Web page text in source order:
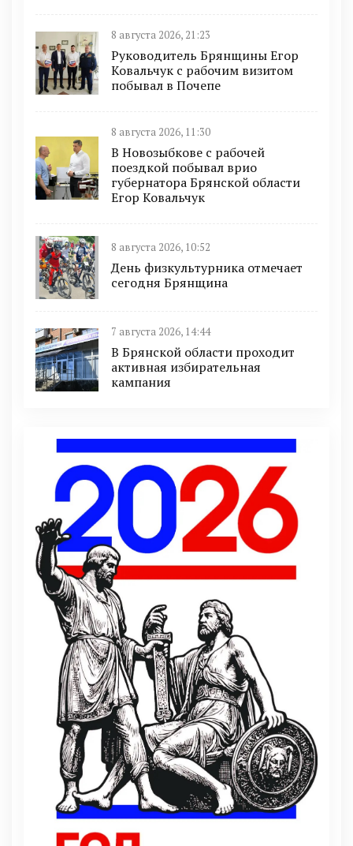
8 августа 2026, 21:23
Руководитель Брянщины Егор
Ковальчук с рабочим визитом
побывал в Почепе
8 августа 2026, 11:30
В Новозыбкове с рабочей
поездкой побывал врио
губернатора Брянской области
Егор Ковальчук
8 августа 2026, 10:52
День физкультурника отмечает
сегодня Брянщина
7 августа 2026, 14:44
В Брянской области проходит
активная избирательная
кампания